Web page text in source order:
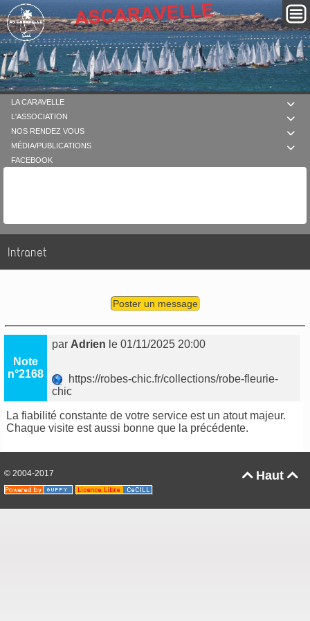

LA CARAVELLE

L'ASSOCIATION

NOS RENDEZ VOUS

MÉDIA/PUBLICATIONS
FACEBOOK
Intranet
Poster un message
Note
n°2168
par Adrien le 01/11/2025 20:00
https://robes-chic.fr/collections/robe-fleurie-
chic
La fiabilité constante de votre service est un atout majeur.
Chaque visite est aussi bonne que la précédente.
Haut 
© 2004-2017